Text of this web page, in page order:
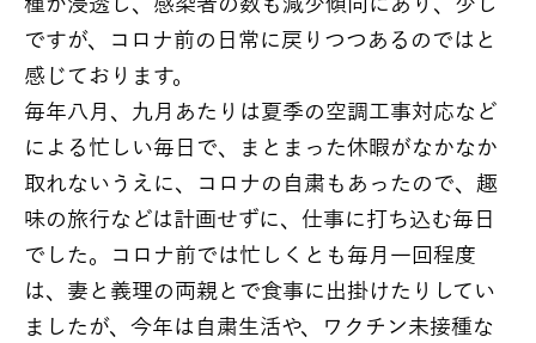
種が浸透し、感染者の数も減少傾向にあり、少し
ですが、コロナ前の日常に戻りつつあるのではと
感じております。
毎年八月、九月あたりは夏季の空調工事対応など
による忙しい毎日で、まとまった休暇がなかなか
取れないうえに、コロナの自粛もあったので、趣
味の旅行などは計画せずに、仕事に打ち込む毎日
でした。コロナ前では忙しくとも毎月一回程度
は、妻と義理の両親とで食事に出掛けたりしてい
ましたが、今年は自粛生活や、ワクチン未接種な